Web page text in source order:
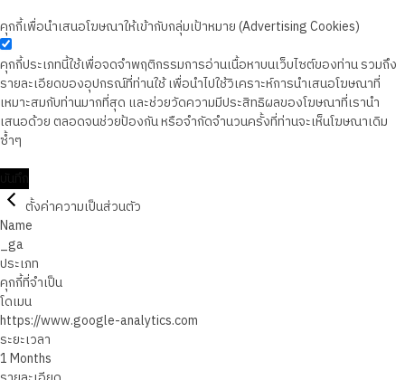
คุกกี้เพื่อนำเสนอโฆษณาให้เข้ากับกลุ่มเป้าหมาย (Advertising Cookies)
คุกกี้ประเภทนี้ใช้เพื่อจดจำพฤติกรรมการอ่านเนื้อหาบนเว็บไซต์ของท่าน รวมถึง
รายละเอียดของอุปกรณ์ที่ท่านใช้ เพื่อนำไปใช้วิเคราะห์การนำเสนอโฆษณาที่
เหมาะสมกับท่านมากที่สุด และช่วยวัดความมีประสิทธิผลของโฆษณาที่เรานำ
เสนอด้วย ตลอดจนช่วยป้องกัน หรือจำกัดจำนวนครั้งที่ท่านจะเห็นโฆษณาเดิม
ซ้ำๆ
ตั้งค่าความเป็นส่วนตัว
Name
_ga
ประเภท
คุกกี้ที่จำเป็น
โดเมน
https://www.google-analytics.com
ระยะเวลา
1 Months